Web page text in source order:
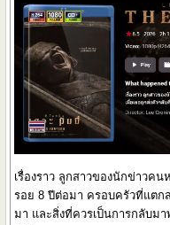
เรื่องราว ลูกสาวของนักข่าวค
รอย 8 ปีต่อมา ครอบครัวที่แตก
มา และสิ่งที่ควรเป็นการกลับม